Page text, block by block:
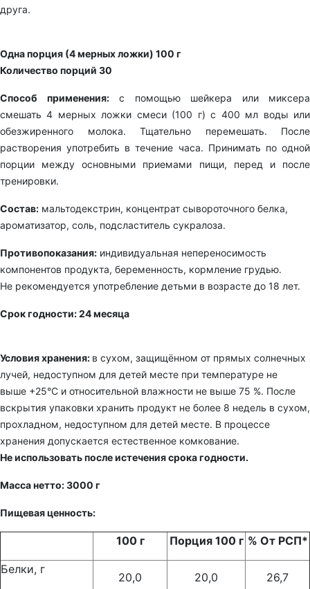
друга.
Одна порция (4 мерных ложки) 100 г
Количество порций 30
Способ применения:с помощью шейкера или миксера
смешать 4 мерных ложки смеси (100 г) с 400 мл воды или
обезжиренного молока. Тщательно перемешать. После
растворения употребить в течение часа. Принимать по одной
порции между основными приемами пищи, перед и после
тренировки.
Состав: мальтодекстрин, концентрат сывороточного белка,
ароматизатор, соль, подсластитель сукралоза.
Противопоказания: индивидуальная непереносимость
компонентов продукта, беременность, кормление грудью.
Не рекомендуется употребление детьми в возрасте до 18 лет.
Срок годности: 24 месяца
Условия хранения: в сухом, защищённом от прямых солнечных
лучей, недоступном для детей месте при температуре не
выше +25°С и относительной влажности не выше 75 %. После
вскрытия упаковки хранить продукт не более 8 недель в сухом,
прохладном, недоступном для детей месте. В процессе
хранения допускается естественное комкование.
Не использовать после истечения срока годности.
Масса нетто: 3000 г
Пищевая ценность:
100 г Порция 100 г % От РСП*
Белки, г
20,0
20,0
26,7